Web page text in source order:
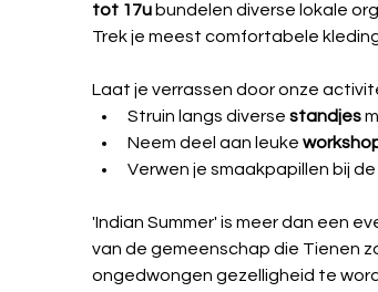
tot 17u bundelen diverse lokale
Trek je meest comfortabele
Laat je verrassen door onze
Struin langs diverse standjes
Neem deel aan leuke
Verwen je smaakpapillen bij
'Indian Summer' is meer dan een
van de gemeenschap die Tienen
ongedwongen gezelligheid te